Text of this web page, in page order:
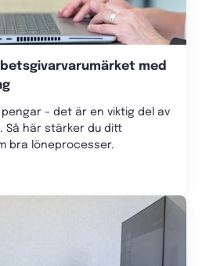
med
– det är en viktig del av
Så här stärker du ditt
bra löneprocesser.